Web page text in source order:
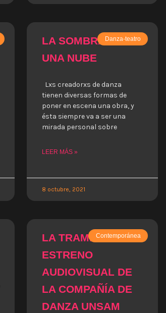
Danza-teatro
LA SOMBRA DE
UNA NUBE
Lxs creadorxs de danza
tienen diversas formas de
poner en escena una obra, y
ésta siempre va a ser una
mirada personal sobre
LEER MÁS »
8 octubre, 2021
Contemporánea
LA TRAMPA:
ESTRENO
AUDIOVISUAL DE
LA COMPAÑÍA DE
DANZA UNSAM